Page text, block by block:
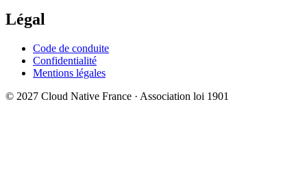
Légal
Code de conduite
Confidentialité
Mentions légales
© 2027 Cloud Native France · Association loi 1901